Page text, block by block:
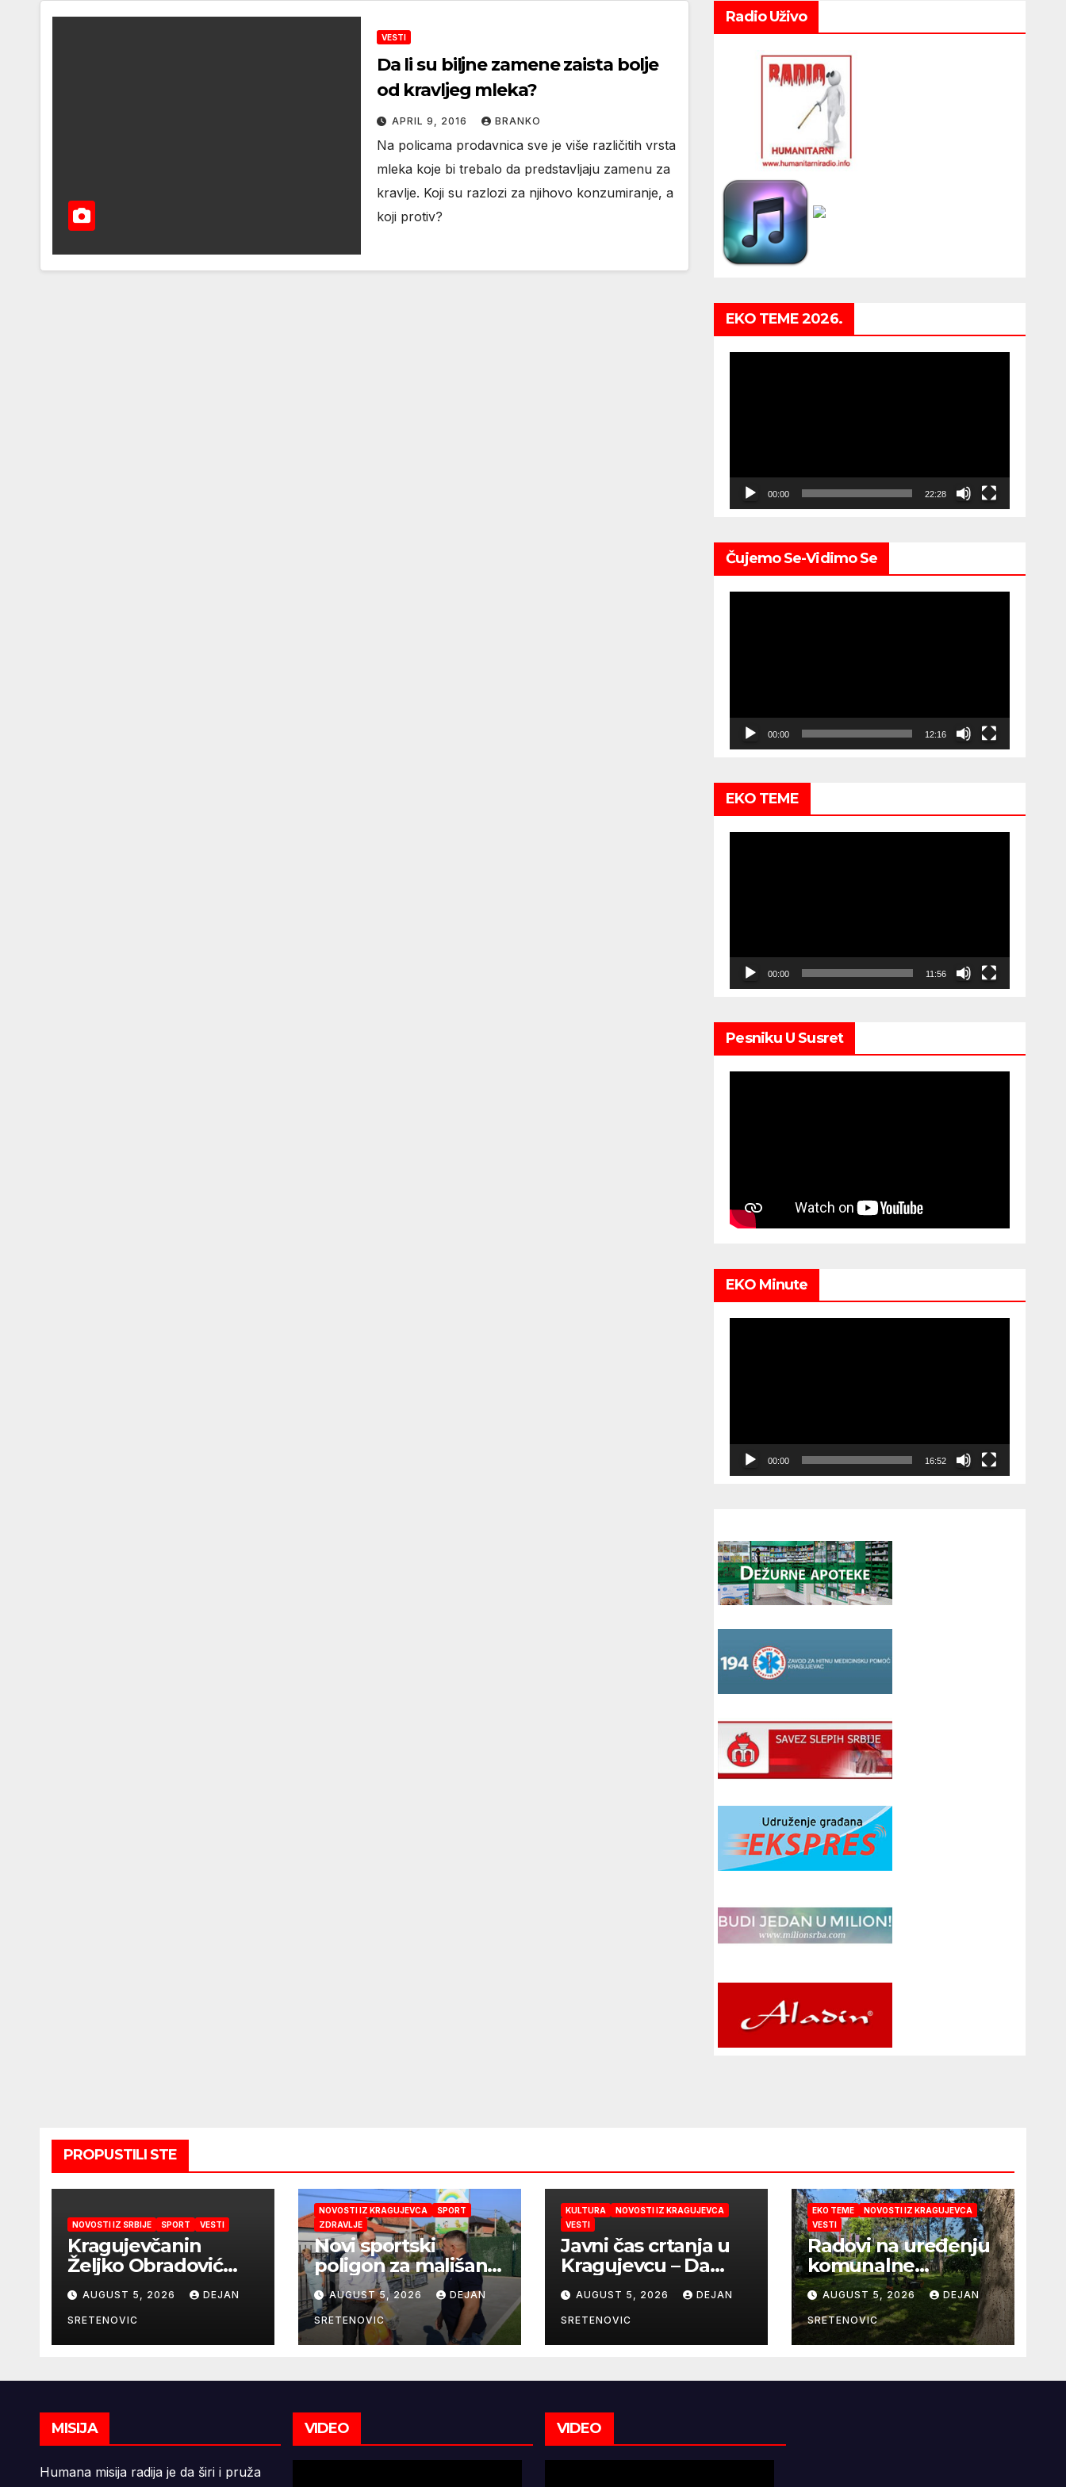
VESTI
Da li su biljne zamene zaista bolje
od kravljeg mleka?
APRIL 9, 2016 BRANKO
Na policama prodavnica sve je više različitih vrsta
mleka koje bi trebalo da predstavljaju zamenu za
kravlje. Koji su razlozi za njihovo konzumiranje, a
koji protiv?
Radio Uživo
EKO TEME 2026.
00:00 22:28
Čujemo Se-Vidimo Se
00:00 12:16
EKO TEME
00:00 11:56
Pesniku U Susret
EKO Minute
00:00 16:52
PROPUSTILI STE
NOVOSTI IZ SRBIJE SPORT VESTI
Kragujevčanin
Željko Obradović
novi selektor
Atletske
reprezentacije
Srbije
AUGUST 5, 2026 DEJAN
SRETENOVIC
NOVOSTI IZ KRAGUJEVCA
SPORT
ZDRAVLJE
Novi sportski
poligon za mališane
vrtića „Duga“
AUGUST 5, 2026 DEJAN
SRETENOVIC
KULTURA
NOVOSTI IZ KRAGUJEVCA
VESTI
Javni čas crtanja u
Kragujevcu – Da
česme zažive
AUGUST 5, 2026 DEJAN
SRETENOVIC
EKO TEME
NOVOSTI IZ KRAGUJEVCA
VESTI
Radovi na uređenju
komunalne
infrastrukture
AUGUST 5, 2026 DEJAN
SRETENOVIC
MISIJA
Humana misija radija je da širi i pruža
VIDEO VIDEO